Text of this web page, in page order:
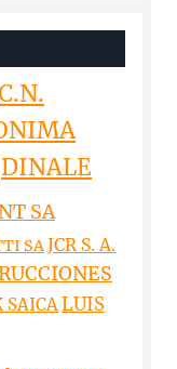
DINALE
SA
SAJCR S. A.
SAICALUIS